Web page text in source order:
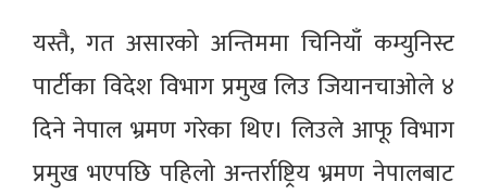
यस्तै, गत असारको अन्तिममा चिनियाँ कम्युनिस्ट
पार्टीका विदेश विभाग प्रमुख लिउ जियानचाओले ४
दिने नेपाल भ्रमण गरेका थिए। लिउले आफू विभाग
प्रमुख भएपछि पहिलो अन्तर्राष्ट्रिय भ्रमण नेपालबाट